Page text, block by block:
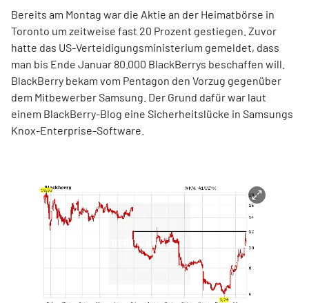
Bereits am Montag war die Aktie an der Heimatbörse in
Toronto um zeitweise fast 20 Prozent gestiegen. Zuvor
hatte das US-Verteidigungsministerium gemeldet, dass
man bis Ende Januar 80.000 BlackBerrys beschaffen will.
BlackBerry bekam vom Pentagon den Vorzug gegenüber
dem Mitbewerber Samsung. Der Grund dafür war laut
einem BlackBerry-Blog eine Sicherheitslücke in Samsungs
Knox-Enterprise-Software.